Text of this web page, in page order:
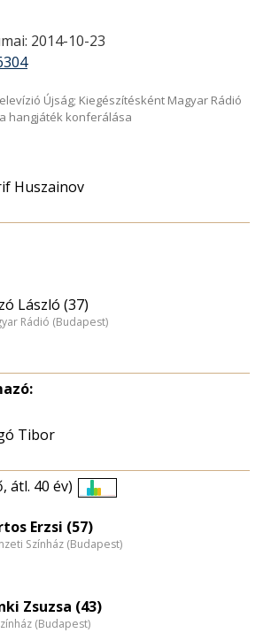
2014-10-23
Újság; Kiegészítésként Magyar Rádió
hangjáték konferálása
Huszainov
László (37)
Rádió (Budapest)
Tibor
átl. 40 év)
nagyítása
Erzsi (57)
Színház (Budapest)
Zsuzsa (43)
(Budapest)